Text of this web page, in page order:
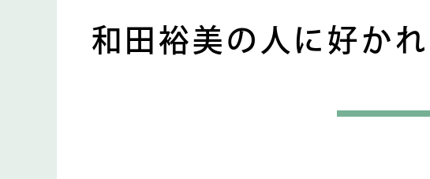
和田裕美の人に好か